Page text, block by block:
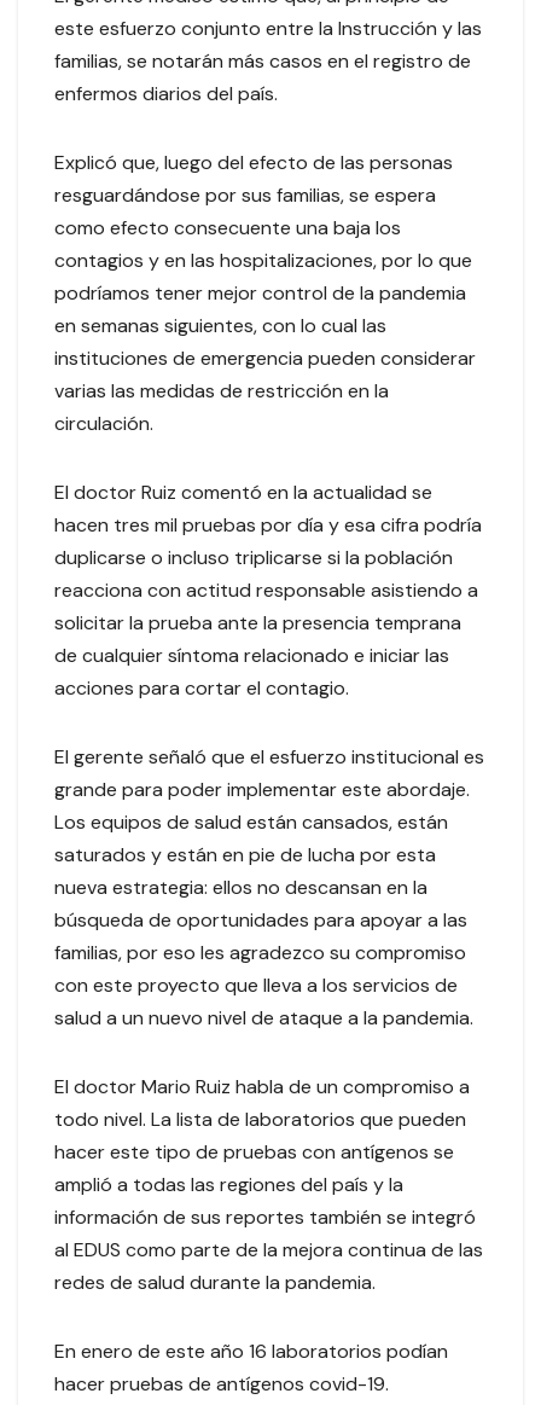
este esfuerzo conjunto entre la Instrucción y las
familias, se notarán más casos en el registro de
enfermos diarios del país.
Explicó que, luego del efecto de las personas
resguardándose por sus familias, se espera
como efecto consecuente una baja los
contagios y en las hospitalizaciones, por lo que
podríamos tener mejor control de la pandemia
en semanas siguientes, con lo cual las
instituciones de emergencia pueden considerar
varias las medidas de restricción en la
circulación.
El doctor Ruiz comentó en la actualidad se
hacen tres mil pruebas por día y esa cifra podría
duplicarse o incluso triplicarse si la población
reacciona con actitud responsable asistiendo a
solicitar la prueba ante la presencia temprana
de cualquier síntoma relacionado e iniciar las
acciones para cortar el contagio.
El gerente señaló que el esfuerzo institucional es
grande para poder implementar este abordaje.
Los equipos de salud están cansados, están
saturados y están en pie de lucha por esta
nueva estrategia: ellos no descansan en la
búsqueda de oportunidades para apoyar a las
familias, por eso les agradezco su compromiso
con este proyecto que lleva a los servicios de
salud a un nuevo nivel de ataque a la pandemia.
El doctor Mario Ruiz habla de un compromiso a
todo nivel. La lista de laboratorios que pueden
hacer este tipo de pruebas con antígenos se
amplió a todas las regiones del país y la
información de sus reportes también se integró
al EDUS como parte de la mejora continua de las
redes de salud durante la pandemia.
En enero de este año 16 laboratorios podían
hacer pruebas de antígenos covid-19.